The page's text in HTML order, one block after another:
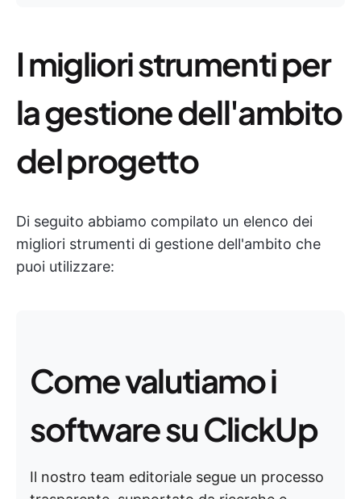
I migliori strumenti per
la gestione dell'ambito
del progetto
Di seguito abbiamo compilato un elenco dei
migliori strumenti di gestione dell'ambito che
puoi utilizzare:
Come valutiamo i
software su ClickUp
Il nostro team editoriale segue un processo